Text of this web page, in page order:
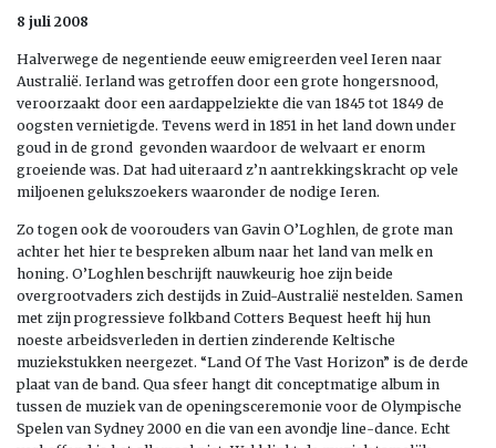
8 juli 2008
Halverwege de negentiende eeuw emigreerden veel Ieren naar
Australië. Ierland was getroffen door een grote hongersnood,
veroorzaakt door een aardappelziekte die van 1845 tot 1849 de
oogsten vernietigde. Tevens werd in 1851 in het land down under
goud in de grond gevonden waardoor de welvaart er enorm
groeiende was. Dat had uiteraard z’n aantrekkingskracht op vele
miljoenen gelukszoekers waaronder de nodige Ieren.
Zo togen ook de voorouders van Gavin O’Loghlen, de grote man
achter het hier te bespreken album naar het land van melk en
honing. O’Loghlen beschrijft nauwkeurig hoe zijn beide
overgrootvaders zich destijds in Zuid-Australië nestelden. Samen
met zijn progressieve folkband Cotters Bequest heeft hij hun
noeste arbeidsverleden in dertien zinderende Keltische
muziekstukken neergezet. “Land Of The Vast Horizon” is de derde
plaat van de band. Qua sfeer hangt dit conceptmatige album in
tussen de muziek van de openingsceremonie voor de Olympische
Spelen van Sydney 2000 en die van een avondje line-dance. Echt